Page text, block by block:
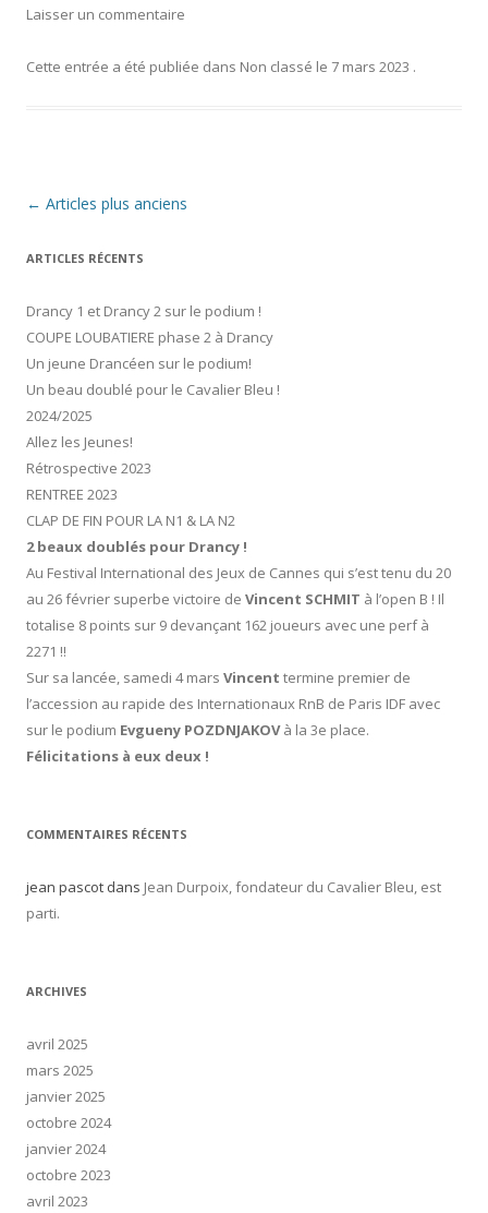
Laisser un commentaire
Cette entrée a été publiée dans Non classé le 7 mars 2023 .
Navigation
des
← Articles plus anciens
ARTICLES RÉCENTS
Drancy 1 et Drancy 2 sur le podium !
COUPE LOUBATIERE phase 2 à Drancy
Un jeune Drancéen sur le podium!
Un beau doublé pour le Cavalier Bleu !
2024/2025
Allez les Jeunes!
Rétrospective 2023
RENTREE 2023
CLAP DE FIN POUR LA N1 & LA N2
2 beaux doublés pour Drancy !
Au Festival International des Jeux de Cannes qui s’est tenu du 20
au 26 février superbe victoire de Vincent SCHMIT à l’open B ! Il
totalise 8 points sur 9 devançant 162 joueurs avec une perf à
2271 !!
Sur sa lancée, samedi 4 mars Vincent termine premier de
l’accession au rapide des Internationaux RnB de Paris IDF avec
sur le podium Evgueny POZDNJAKOVà la 3e place.
Félicitations à eux deux !
COMMENTAIRES RÉCENTS
jean pascot dans Jean Durpoix, fondateur du Cavalier Bleu, est
parti.
ARCHIVES
avril 2025
mars 2025
janvier 2025
octobre 2024
janvier 2024
octobre 2023
avril 2023